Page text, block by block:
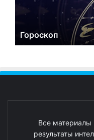
Гороскоп
Все материалы
результаты